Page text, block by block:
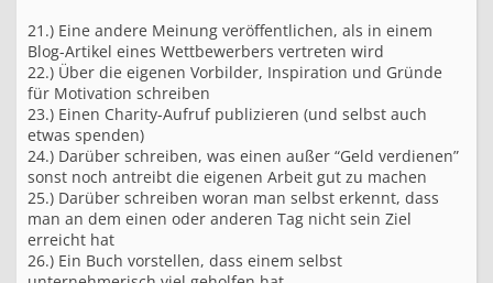
21.) Eine andere Meinung veröffentlichen, als in einem
Blog-Artikel eines Wettbewerbers vertreten wird
22.) Über die eigenen Vorbilder, Inspiration und Gründe
für Motivation schreiben
23.) Einen Charity-Aufruf publizieren (und selbst auch
etwas spenden)
24.) Darüber schreiben, was einen außer “Geld verdienen”
sonst noch antreibt die eigenen Arbeit gut zu machen
25.) Darüber schreiben woran man selbst erkennt, dass
man an dem einen oder anderen Tag nicht sein Ziel
erreicht hat
26.) Ein Buch vorstellen, dass einem selbst